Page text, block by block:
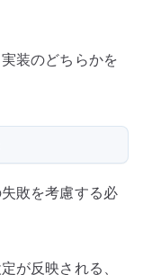
装のどちらかを
敗を考慮する必
が反映される、